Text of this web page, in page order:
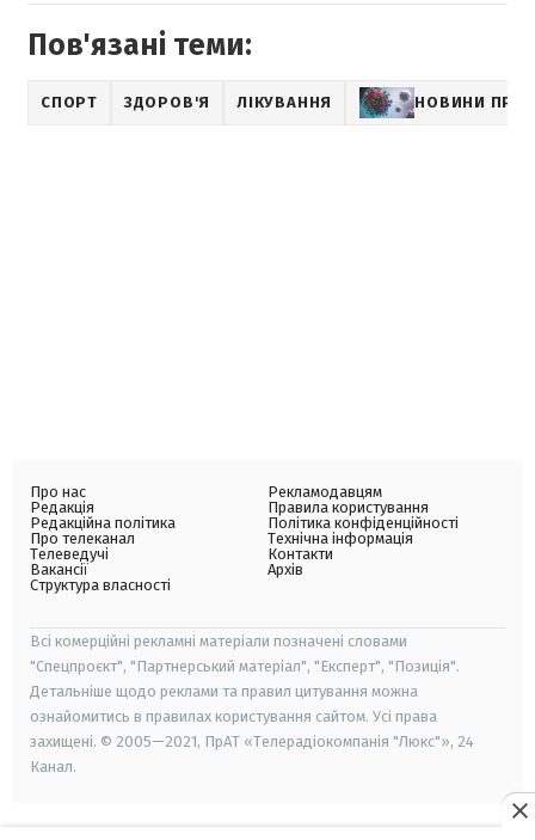
Пов'язані теми:
СПОРТ ЗДОРОВ'Я ЛІКУВАННЯ НОВИНИ ПРО
Про нас
Редакція
Редакційна політика
Про телеканал
Телеведучі
Вакансії
Структура власності
Рекламодавцям
Правила користування
Політика конфіденційності
Технічна інформація
Контакти
Архів
Всі комерційні рекламні матеріали позначені словами
"Спецпроєкт", "Партнерський матеріал", "Експерт", "Позиція".
Детальніше щодо реклами та правил цитування можна
ознайомитись в правилах користування сайтом. Усі права
захищені. © 2005—2021, ПрАТ «Телерадіокомпанія "Люкс"», 24
Канал.